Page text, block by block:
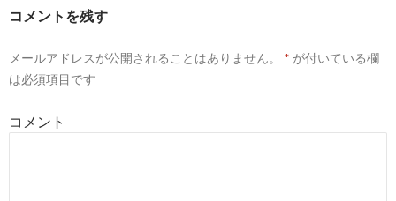
コメントを残す
メールアドレスが公開されることはありません。 * が付いている欄
は必須項目です
コメント